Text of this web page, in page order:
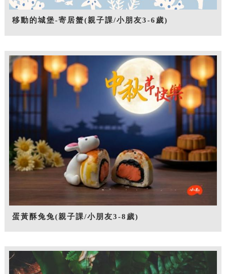
移動的城堡-寄居蟹(親子課/小朋友3-6歲)
蛋黃酥兔兔(親子課/小朋友3-8歲)